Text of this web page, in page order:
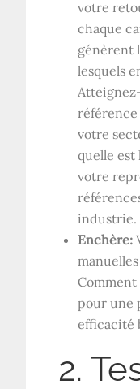
votre
chaque
génèrent
lesquels
référence
votre
quelle est
votre
industrie.
Enchère:
pour une
efficacité
2.